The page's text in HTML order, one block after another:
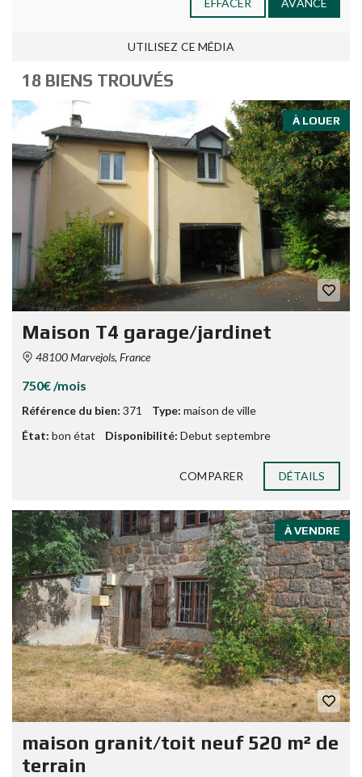
EFFACER AVANCÉ
UTILISEZ CE MÉDIA
18 BIENS TROUVÉS
À LOUER
Maison T4 garage/jardinet
48100 Marvejols, France
750€ /mois
Référence du bien: 371 Type: maison de ville
État: bon état Disponibilité: Debut septembre
COMPARER DÉTAILS
À VENDRE
maison granit/toit neuf 520 m² de
terrain